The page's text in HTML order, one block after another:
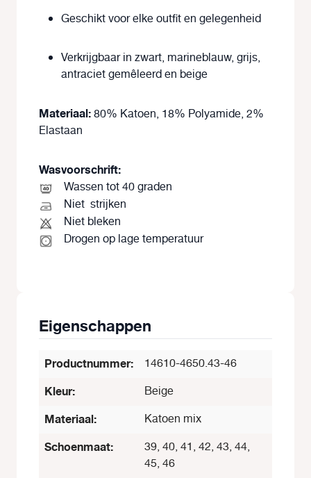
Geschikt voor elke outfit en gelegenheid
Verkrijgbaar in zwart, marineblauw, grijs,
antraciet gemêleerd en beige
Materiaal:80% Katoen, 18% Polyamide, 2%
Elastaan
Wasvoorschrift:
Wassen tot 40 graden
Niet strijken
Niet bleken
Drogen op lage temperatuur
Eigenschappen
Productnummer: 14610-4650.43-46
Kleur: Beige
Materiaal: Katoen mix
Schoenmaat:
39, 40, 41, 42, 43, 44,
45, 46